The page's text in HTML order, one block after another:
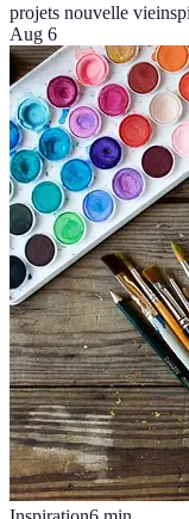
projets nouvelle vie
Aug 6